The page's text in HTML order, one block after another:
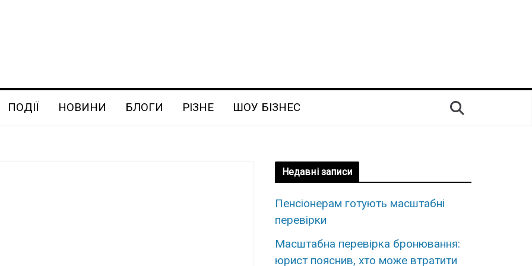
ПОДІЇ НОВИНИ БЛОГИ РІЗНЕ ШОУ БІЗНЕС
Недавні записи
Пенсіонерам готують масштабні
перевірки
Масштабна перевірка бронювання:
юрист пояснив, хто може втратити